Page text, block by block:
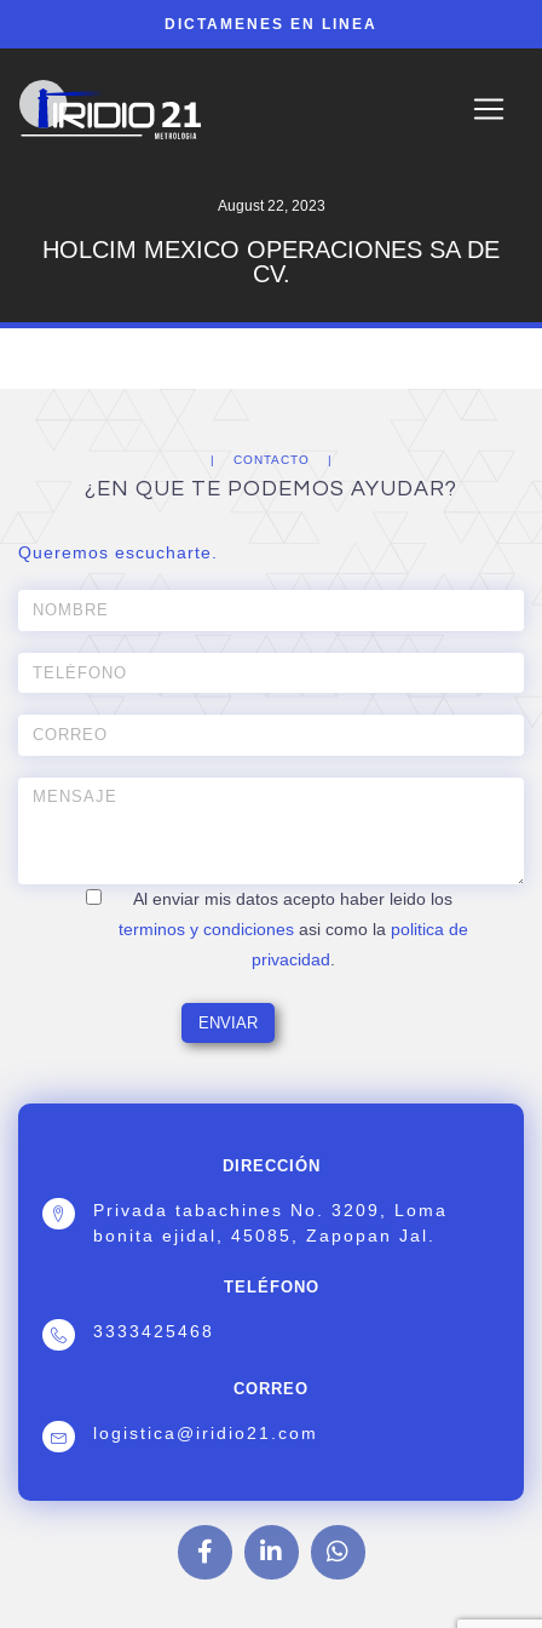
DICTAMENES EN LINEA
August 22, 2023
HOLCIM MEXICO OPERACIONES SA DE
CV.
DIRECCIÓN
Privada tabachines No. 3209, Loma
bonita ejidal, 45085, Zapopan Jal.
TELÉFONO
3333425468
CORREO
logistica@iridio21.com
CONTACTO
¿EN QUE TE PODEMOS AYUDAR?
Queremos escucharte.
Al enviar mis datos acepto haber leido los
terminos y condicionesasi como la politica de
privacidad